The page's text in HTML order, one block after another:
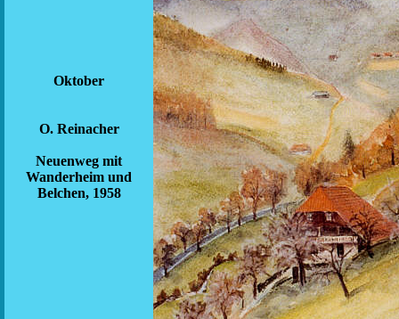
Oktober
O. Reinacher
Neuenweg mit
Wanderheim und
Belchen, 1958